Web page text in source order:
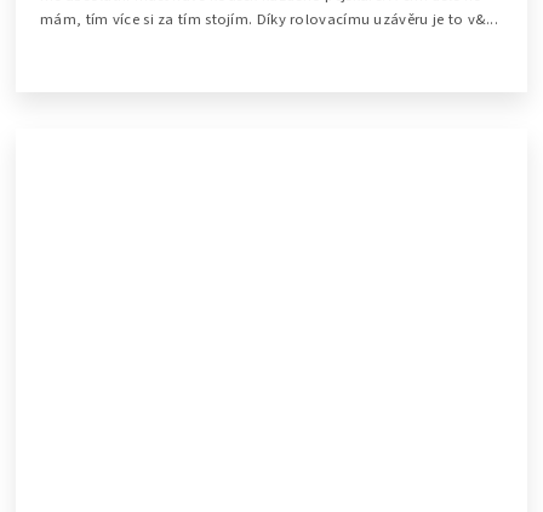
mám, tím více si za tím stojím. Díky rolovacímu uzávěru je to v&...